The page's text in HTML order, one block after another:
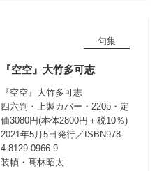
句集
『空空』大竹多可志
『空空』大竹多可志
四六判・上製カバー・220p・定
価3080円(本体2800円＋税10％)
2021年5月5日発行／ISBN978-
4-8129-0966-9
装幀・髙林昭太